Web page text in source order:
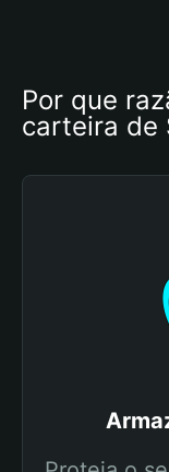
Por que
carteira de